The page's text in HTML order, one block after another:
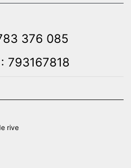
376 085
793167818
rive